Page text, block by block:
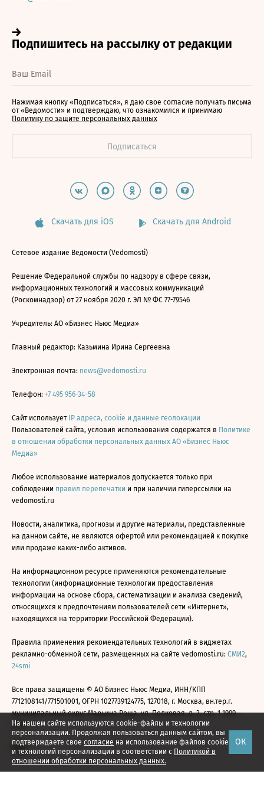
На нашем сайте используются cookie-файлы и технологии
персонализации. Продолжая пользоваться данным сайтом, вы
подтверждаете свое согласие на использование файлов cookie
и технологий персонализации в соответствии с Политикой в
отношении обработки персональных данных.
ОК
Нажимая кнопку «Подписаться», я даю свое согласие получать письма
от «Ведомости» и подтверждаю, что ознакомился и принимаю
Политику по защите персональных данных
Скачать для iOS Скачать для Android
Сетевое издание Ведомости (Vedomosti)
Решение Федеральной службы по надзору в сфере связи,
информационных технологий и массовых коммуникаций
(Роскомнадзор) от 27 ноября 2020 г. ЭЛ № ФС 77-79546
Учредитель: АО «Бизнес Ньюс Медиа»
Главный редактор: Казьмина Ирина Сергеевна
Электронная почта: news@vedomosti.ru
Телефон: +7 495 956-34-58
Сайт использует IP адреса, cookie и данные геолокации
Пользователей сайта, условия использования содержатся в Политике
в отношении обработки персональных данных АО «Бизнес Ньюс
Медиа»
Любое использование материалов допускается только при
соблюдении правил перепечатки и при наличии гиперссылки на
vedomosti.ru
Новости, аналитика, прогнозы и другие материалы, представленные
на данном сайте, не являются офертой или рекомендацией к покупке
или продаже каких-либо активов.
На информационном ресурсе применяются рекомендательные
технологии (информационные технологии предоставления
информации на основе сбора, систематизации и анализа сведений,
относящихся к предпочтениям пользователей сети «Интернет»,
находящихся на территории Российской Федерации).
Правила применения рекомендательных технологий в виджетах
рекламно-обменной сети, размещенных на сайте vedomosti.ru: СМИ2,
24smi
Все права защищены © АО Бизнес Ньюс Медиа, ИНН/КПП
7712108141/771501001, ОГРН 1027739124775, 127018, г. Москва, вн.тер.г.
муниципальный округ Марьина Роща, ул. Полковая, д. 3, стр. 1 1999—
2026